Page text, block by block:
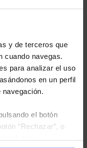
y de terceros que
cuando navegas.
para analizar el uso
en un perfil
navegación.
el botón
“Rechazar”, o